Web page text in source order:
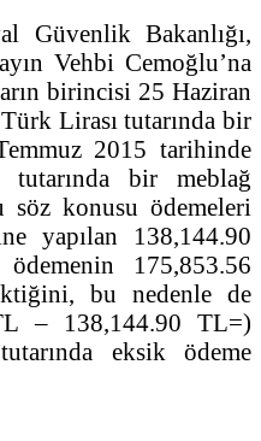
Güvenlik Bakanlığı,
Vehbi Cemoğlu’na
birincisi 25 Haziran
Lirası tutarında bir
2015 tarihinde
tutarında bir meblağ
söz konusu ödemeleri
yapılan 138,144.90
175,853.56
bu nedenle de
‒ 138,144.90 TL=)
eksik ödeme
etmiştir.